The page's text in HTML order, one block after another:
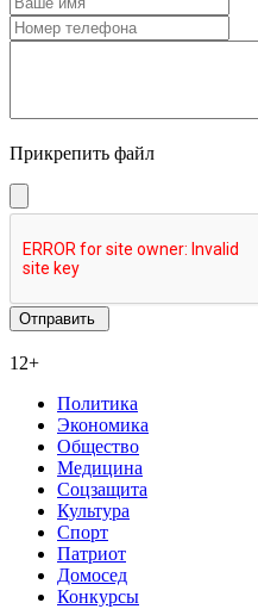
Прикрепить файл
12+
Политика
Экономика
Общество
Медицина
Соцзащита
Культура
Спорт
Патриот
Домосед
Конкурсы